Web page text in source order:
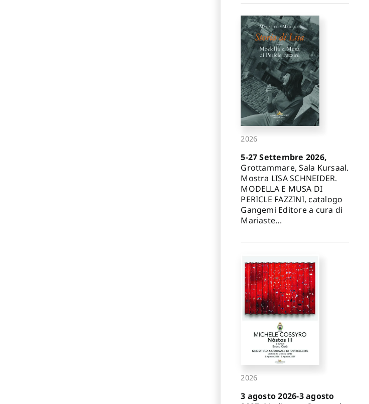
2026
5-27 Settembre 2026,
Grottammare, Sala Kursaal.
Mostra LISA SCHNEIDER.
MODELLA E MUSA DI
PERICLE FAZZINI, catalogo
Gangemi Editore a cura di
Mariaste...
2026
3 agosto 2026-3 agosto